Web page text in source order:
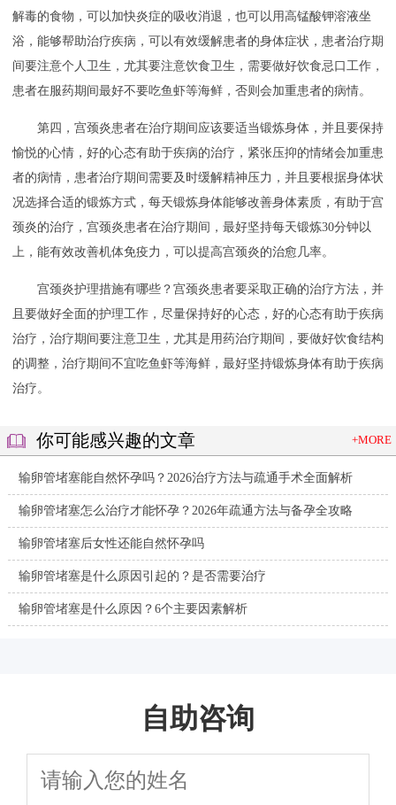
解毒的食物，可以加快炎症的吸收消退，也可以用高锰酸钾溶液坐
浴，能够帮助治疗疾病，可以有效缓解患者的身体症状，患者治疗期
间要注意个人卫生，尤其要注意饮食卫生，需要做好饮食忌口工作，
患者在服药期间最好不要吃鱼虾等海鲜，否则会加重患者的病情。
第四，宫颈炎患者在治疗期间应该要适当锻炼身体，并且要保持
愉悦的心情，好的心态有助于疾病的治疗，紧张压抑的情绪会加重患
者的病情，患者治疗期间需要及时缓解精神压力，并且要根据身体状
况选择合适的锻炼方式，每天锻炼身体能够改善身体素质，有助于宫
颈炎的治疗，宫颈炎患者在治疗期间，最好坚持每天锻炼30分钟以
上，能有效改善机体免疫力，可以提高宫颈炎的治愈几率。
宫颈炎护理措施有哪些？宫颈炎患者要采取正确的治疗方法，并
且要做好全面的护理工作，尽量保持好的心态，好的心态有助于疾病
治疗，治疗期间要注意卫生，尤其是用药治疗期间，要做好饮食结构
的调整，治疗期间不宜吃鱼虾等海鲜，最好坚持锻炼身体有助于疾病
治疗。
你可能感兴趣的文章 +MORE
输卵管堵塞能自然怀孕吗？2026治疗方法与疏通手术全面解析
输卵管堵塞怎么治疗才能怀孕？2026年疏通方法与备孕全攻略
输卵管堵塞后女性还能自然怀孕吗
输卵管堵塞是什么原因引起的？是否需要治疗
输卵管堵塞是什么原因？6个主要因素解析
自助咨询